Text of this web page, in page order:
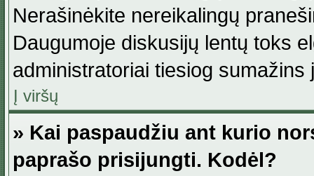
Nerašinėkite nereikalingų
Daugumoje diskusijų lentų toks
administratoriai tiesiog
Į viršų
» Kai paspaudžiu ant kurio
paprašo prisijungti. Kodėl?